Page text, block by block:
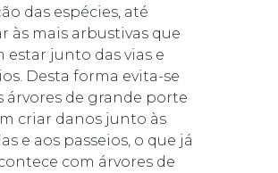
das espécies, até
às mais arbustivas que
estar junto das vias e
Desta forma evita-se
árvores de grande porte
criar danos junto às
e aos passeios, o que já
com árvores de